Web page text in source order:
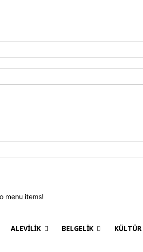
menu items!
ALEVILIK BELGELIK KÜLTÜR